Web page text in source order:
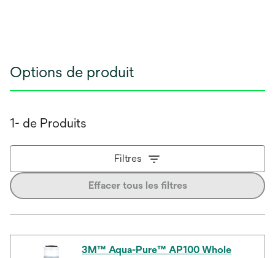
Options de produit
1- de Produits
Filtres
Effacer tous les filtres
3M™ Aqua-Pure™ AP100 Whole